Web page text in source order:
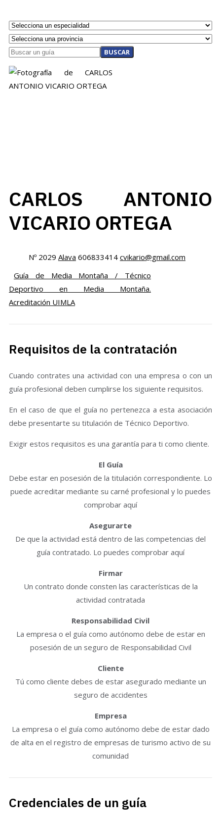
BUSCAR
CARLOS ANTONIO
VICARIO ORTEGA
Nº 2029 Alava 606833414 cvikario@gmail.com
Guía de Media Montaña / Técnico
Deportivo en Media Montaña.
Acreditación UIMLA
Requisitos de la contratación
Cuando contrates una actividad con una empresa o con un
guía profesional deben cumplirse los siguiente requisitos.
En el caso de que el guía no pertenezca a esta asociación
debe presentarte su titulación de Técnico Deportivo.
Exigir estos requisitos es una garantía para ti como cliente.
El Guía
Debe estar en posesión de la titulación correspondiente. Lo
puede acreditar mediante su carné profesional y lo puedes
comprobar aquí
Asegurarte
De que la actividad está dentro de las competencias del
guía contratado. Lo puedes comprobar aquí
Firmar
Un contrato donde consten las características de la
actividad contratada
Responsabilidad Civil
La empresa o el guía como autónomo debe de estar en
posesión de un seguro de Responsabilidad Civil
Cliente
Tú como cliente debes de estar asegurado mediante un
seguro de accidentes
Empresa
La empresa o el guía como autónomo debe de estar dado
de alta en el registro de empresas de turismo activo de su
comunidad
Credenciales de un guía